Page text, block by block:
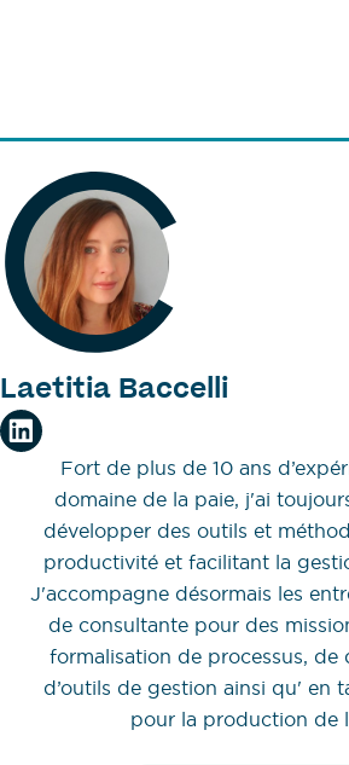
Laetitia Baccelli
Fort de plus de 10 ans
domaine de la paie, j'ai
développer des outils et
productivité et facilitant la
J'accompagne désormais les
de consultante pour des
formalisation de processus, de
d’outils de gestion ainsi qu' en
pour la production de